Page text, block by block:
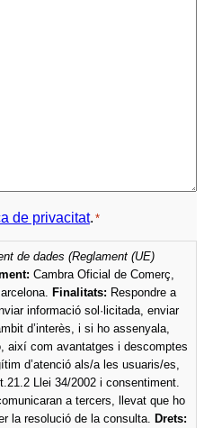
de privacitat. *
de dades (Reglament (UE)
Cambra Oficial de Comerç,
Finalitats: Respondre a
informació sol·licitada, enviar
i si ho assenyala,
així com avantatges i descomptes
d’atenció als/a les usuaris/es,
Llei 34/2002 i consentiment.
a tercers, llevat que ho
la resolució de la consulta. Drets: